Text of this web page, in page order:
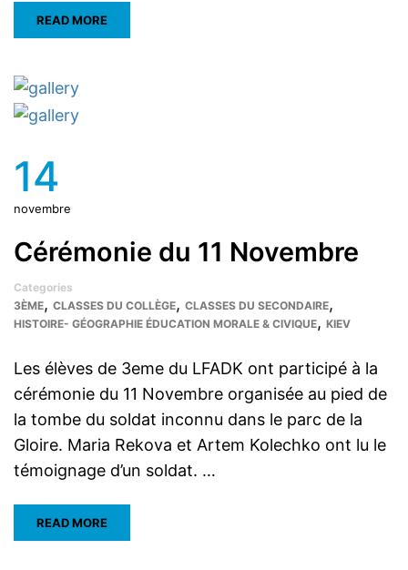
READ MORE
14
novembre
Cérémonie du 11 Novembre
Categories
3ÈME, CLASSES DU COLLÈGE, CLASSES DU SECONDAIRE,
HISTOIRE- GÉOGRAPHIE ÉDUCATION MORALE & CIVIQUE, KIEV
Les élèves de 3eme du LFADK ont participé à la
cérémonie du 11 Novembre organisée au pied de
la tombe du soldat inconnu dans le parc de la
Gloire. Maria Rekova et Artem Kolechko ont lu le
témoignage d’un soldat. …
READ MORE